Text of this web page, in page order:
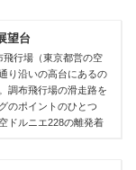
望台
飛行場（東京都営の空
り沿いの高台にあるの
調布飛行場の滑走路を
のポイントのひとつ
ドルニエ228の離発着